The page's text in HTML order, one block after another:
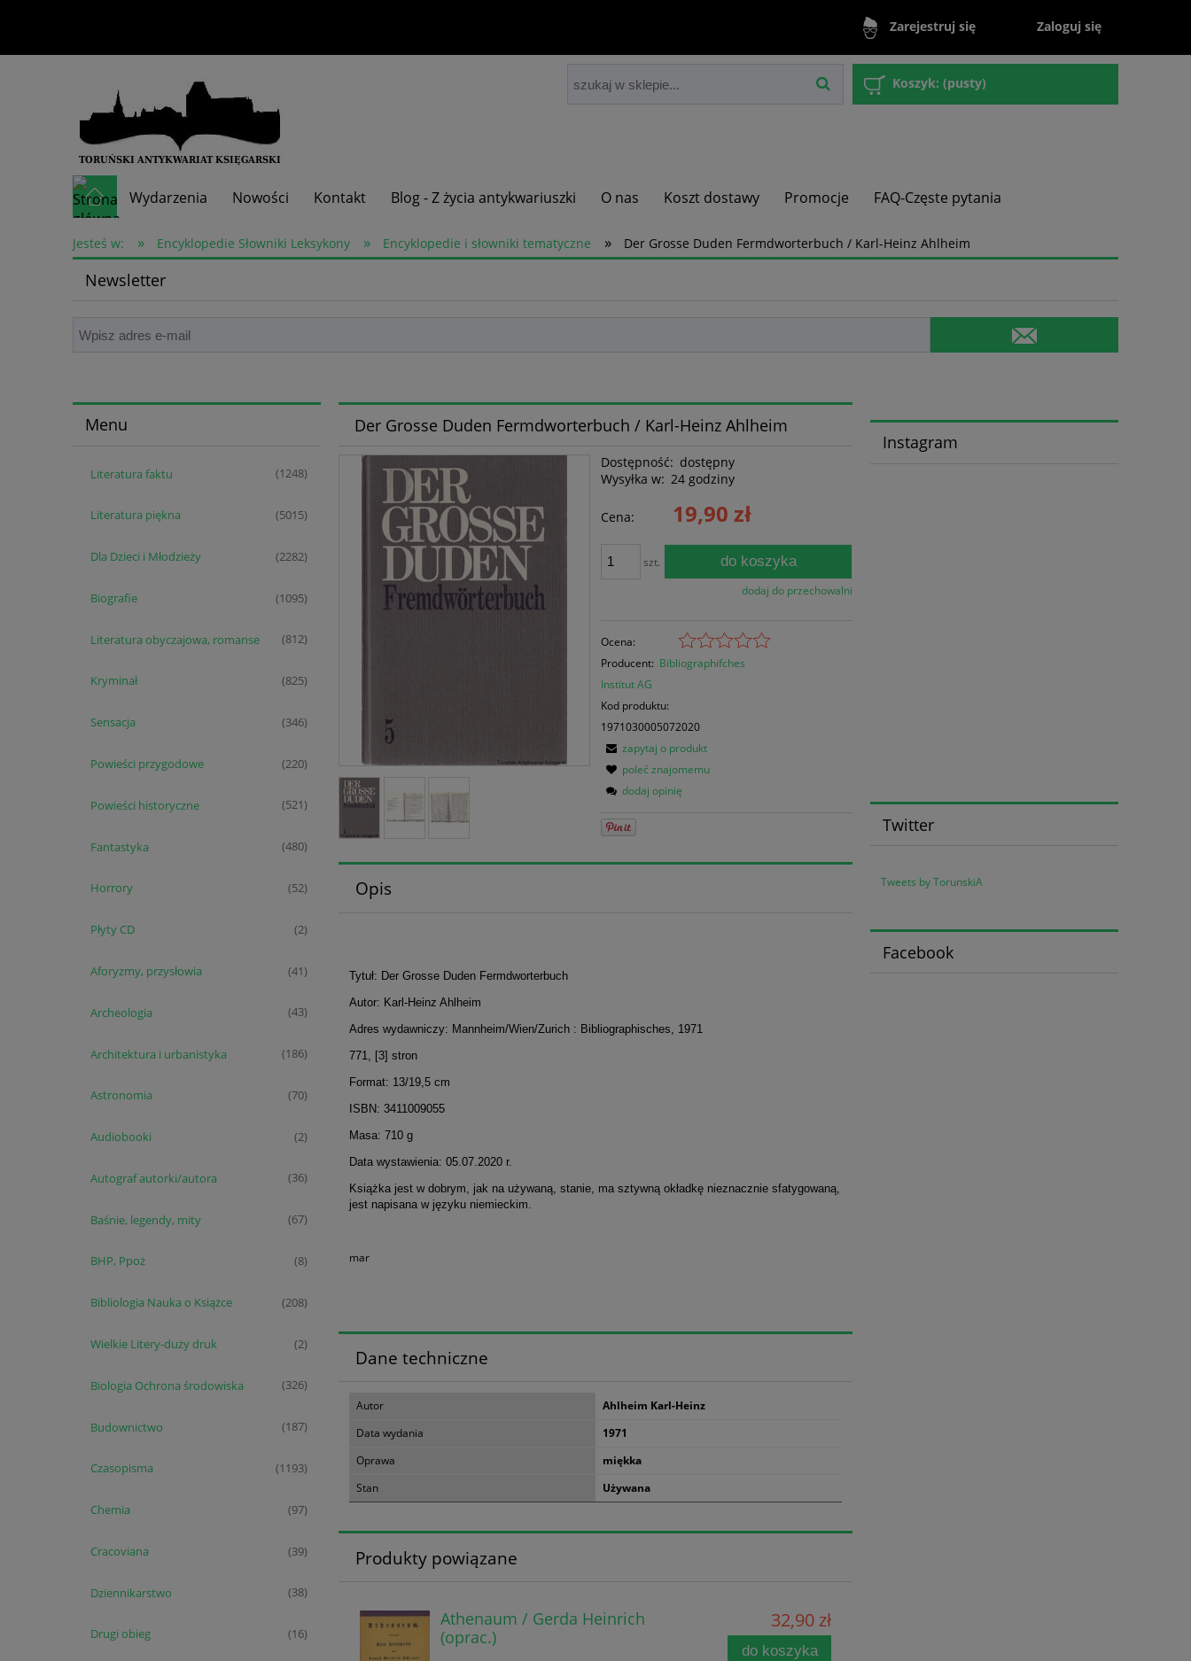
Zarejestruj się Zaloguj się
Koszyk: (pusty)
Wydarzenia Nowości Kontakt Blog - Z życia antykwariuszki O nas Koszt dostawy Promocje FAQ-Częste pytania
Skup książek
Jesteś w: » Encyklopedie Słowniki Leksykony » Encyklopedie i słowniki tematyczne » Der Grosse Duden Fermdworterbuch / Karl-Heinz Ahlheim
Newsletter
Menu
Literatura faktu (1248)
Literatura piękna (5015)
Dla Dzieci i Młodzieży (2282)
Biografie (1095)
Literatura obyczajowa, romanse (812)
Kryminał (825)
Sensacja (346)
Powieści przygodowe (220)
Powieści historyczne (521)
Fantastyka (480)
Horrory (52)
Płyty CD (2)
Aforyzmy, przysłowia (41)
Archeologia (43)
Architektura i urbanistyka (186)
Astronomia (70)
Audiobooki (2)
Autograf autorki/autora (36)
Baśnie, legendy, mity (67)
BHP, Ppoż (8)
Bibliologia Nauka o Książce (208)
Wielkie Litery-duży druk (2)
Biologia Ochrona środowiska (326)
Budownictwo (187)
Czasopisma (1193)
Chemia (97)
Cracoviana (39)
Dziennikarstwo (38)
Drugi obieg (16)
Der Grosse Duden Fermdworterbuch / Karl-Heinz Ahlheim
Dostępność: dostępny
Wysyłka w: 24 godziny
Cena: 19,90 zł
szt. do koszyka
dodaj do przechowalni
Ocena:
Producent: Bibliographifches
Institut AG
Kod produktu:
1971030005072020
zapytaj o produkt
poleć znajomemu
dodaj opinię
Opis
Tytuł: Der Grosse Duden Fermdworterbuch
Autor: Karl-Heinz Ahlheim
Adres wydawniczy: Mannheim/Wien/Zurich : Bibliographisches, 1971
771, [3] stron
Format: 13/19,5 cm
ISBN: 3411009055
Masa: 710 g
Data wystawienia: 05.07.2020 r.
Książka jest w dobrym, jak na używaną, stanie, ma sztywną okładkę nieznacznie sfatygowaną,
jest napisana w języku niemieckim.
mar
Dane techniczne
Autor
Ahlheim Karl-Heinz
Data wydania
1971
Oprawa
miękka
Stan
Używana
Produkty powiązane
Athenaum / Gerda Heinrich
(oprac.)
32,90 zł
do koszyka
Instagram
Twitter
Tweets by TorunskiA
Facebook